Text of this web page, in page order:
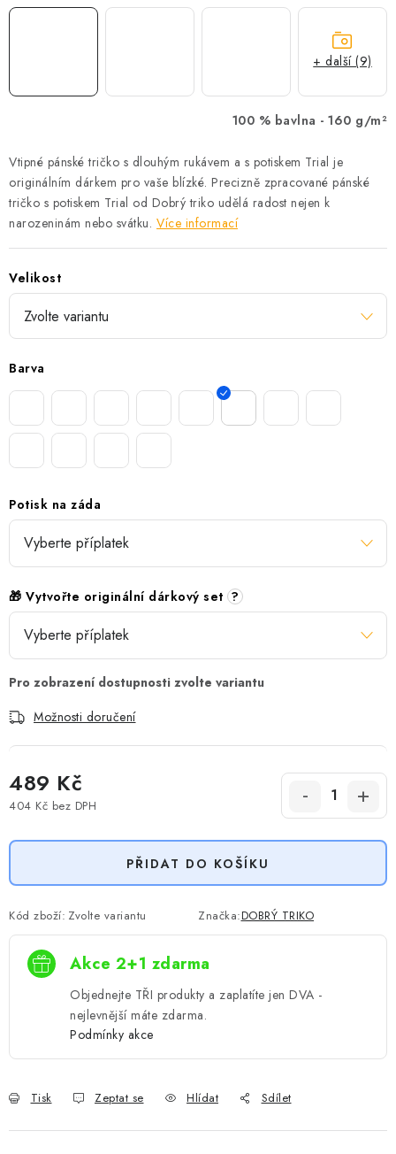
100 % bavlna - 160 g/m²
Vtipné pánské tričko s dlouhým rukávem a s potiskem Trial je
originálním dárkem pro vaše blízké. Precizně zpracované pánské
tričko s potiskem Trial od Dobrý triko udělá radost nejen k
narozeninám nebo svátku. Více informací
Velikost
Barva
Potisk na záda
🎁 Vytvořte originální dárkový set ?
Možnosti doručení
489 Kč
404 Kč bez DPH
PŘIDAT DO KOŠÍKU
Kód zboží: Zvolte variantu Značka:DOBRÝ TRIKO
Akce 2+1 zdarma
Objednejte TŘI produkty a zaplatíte jen DVA -
nejlevnější máte zdarma.
Podmínky akce
Tisk Zeptat se Hlídat Sdílet
+ další (9)